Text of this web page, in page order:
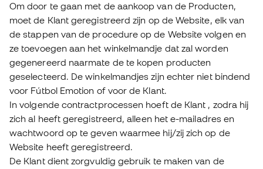
Om door te gaan met de aankoop van de Producten,
moet de Klant geregistreerd zijn op de Website, elk van
de stappen van de procedure op de Website volgen en
ze toevoegen aan het winkelmandje dat zal worden
gegenereerd naarmate de te kopen producten
geselecteerd. De winkelmandjes zijn echter niet bindend
voor Fútbol Emotion of voor de Klant.
In volgende contractprocessen hoeft de Klant , zodra hij
zich al heeft geregistreerd, alleen het e-mailadres en
wachtwoord op te geven waarmee hij/zij zich op de
Website heeft geregistreerd.
De Klant dient zorgvuldig gebruik te maken van de